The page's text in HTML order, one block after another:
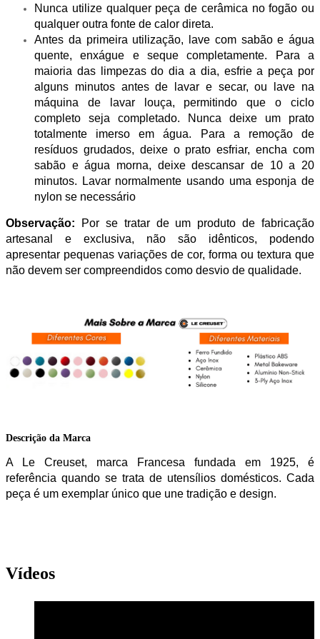
Nunca utilize qualquer peça de cerâmica no fogão ou
qualquer outra fonte de calor direta.
Antes da primeira utilização, lave com sabão e água
quente, enxágue e seque completamente. Para a
maioria das limpezas do dia a dia, esfrie a peça por
alguns minutos antes de lavar e secar, ou lave na
máquina de lavar louça, permitindo que o ciclo
completo seja completado. Nunca deixe um prato
totalmente imerso em água. Para a remoção de
resíduos grudados, deixe o prato esfriar, encha com
sabão e água morna, deixe descansar de 10 a 20
minutos. Lavar normalmente usando uma esponja de
nylon se necessário
Observação:
Por se tratar de um produto de fabricação
artesanal e exclusiva, não são idênticos, podendo
apresentar pequenas variações de cor, forma ou textura que
não devem ser compreendidos como desvio de qualidade.
Descrição da Marca
A Le Creuset, marca Francesa fundada em 1925, é
referência quando se trata de utensílios domésticos. Cada
peça é um exemplar único que une tradição e design.
Vídeos